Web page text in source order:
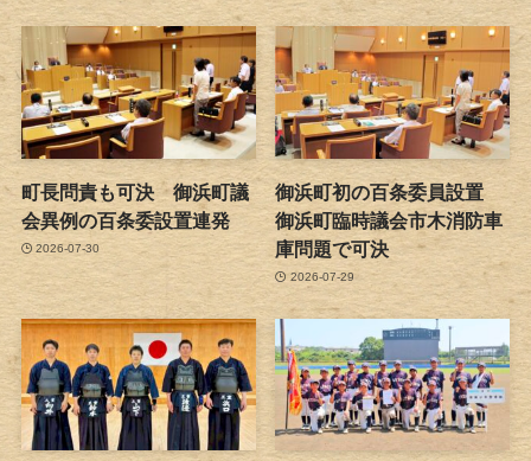
町長問責も可決 御浜町議
会異例の百条委設置連発
2026-07-30
御浜町初の百条委員設置
御浜町臨時議会市木消防車
庫問題で可決
2026-07-29